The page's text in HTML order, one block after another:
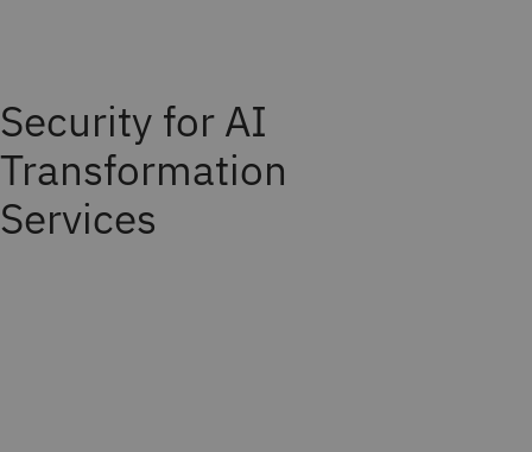
Security for AI
Transformation
Services